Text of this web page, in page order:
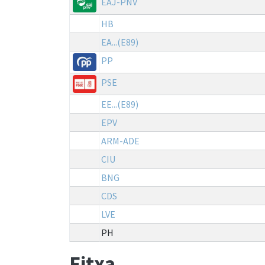
HB
EA...(E89)
PP
PSE
EE...(E89)
EPV
ARM-ADE
CIU
BNG
CDS
LVE
PH